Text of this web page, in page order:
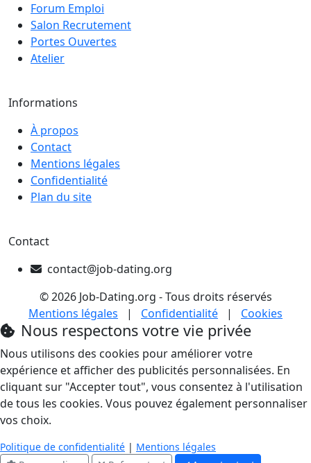
Forum Emploi
Salon Recrutement
Portes Ouvertes
Atelier
Informations
À propos
Contact
Mentions légales
Confidentialité
Plan du site
Contact
contact@job-dating.org
© 2026 Job-Dating.org - Tous droits réservés
Mentions légales
| Confidentialité | Cookies
Nous respectons votre vie privée
Nous utilisons des cookies pour améliorer votre
expérience et afficher des publicités personnalisées. En
cliquant sur "Accepter tout", vous consentez à l'utilisation
de tous les cookies. Vous pouvez également personnaliser
vos choix.
Politique de confidentialité | Mentions légales